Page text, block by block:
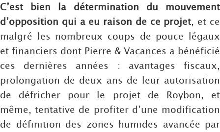
C’est bien la détermination du mouvement
d’opposition qui a eu raison de ce projet, et ce
malgré les nombreux coups de pouce légaux
et financiers dont Pierre & Vacances a bénéficié
ces dernières années : avantages fiscaux,
prolongation de deux ans de leur autorisation
de défricher pour le projet de Roybon, et
même, tentative de profiter d’une modification
de définition des zones humides avancée par